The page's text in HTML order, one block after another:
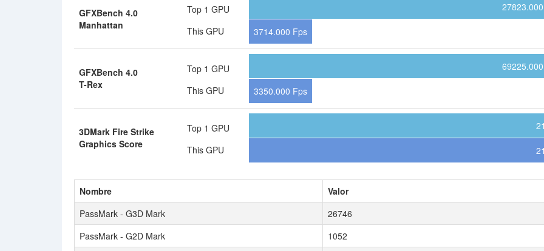
GFXBench 4.0
Manhattan
Top 1 GPU
This GPU
3714.000 Fps
GFXBench 4.0
T-Rex
Top 1 GPU
This GPU
3350.000 Fps
3DMark Fire Strike
Graphics Score
Top 1 GPU
This GPU
Nombre
Valor
PassMark - G3D Mark
26746
PassMark - G2D Mark
1052